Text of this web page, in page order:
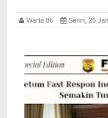
Warta 86 Senin, 26